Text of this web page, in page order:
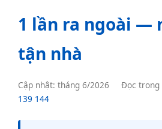
1 lần ra ngoài —
tận nhà
Cập nhật: tháng 6/2026 Đọc trong
139 144